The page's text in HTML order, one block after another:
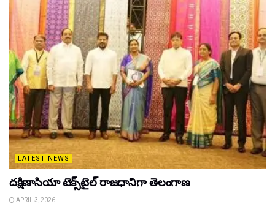
LATEST NEWS
దక్షిణాసియా టెక్స్‌టైల్ రాజధానిగా తెలంగాణ
APRIL 3, 2026